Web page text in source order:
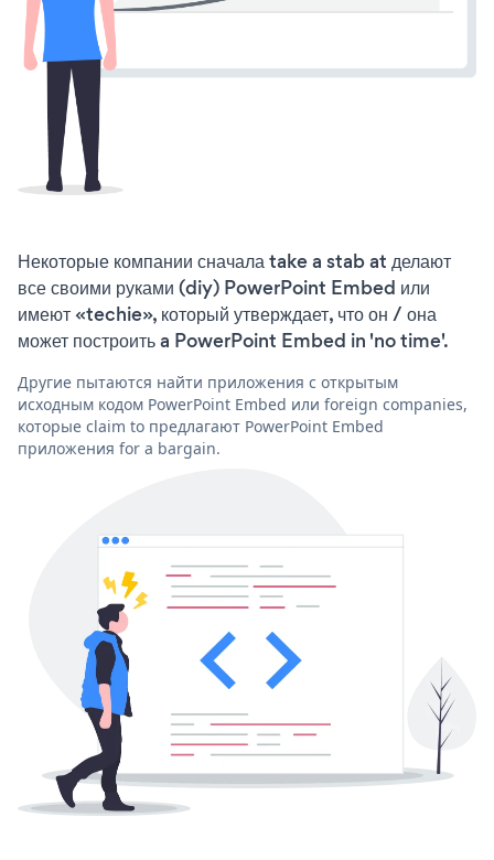
Некоторые компании сначала take a stab at делают
все своими руками (diy) PowerPoint Embed или
имеют «techie», который утверждает, что он / она
может построить a PowerPoint Embed in 'no time'.
Другие пытаются найти приложения с открытым
исходным кодом PowerPoint Embed или foreign companies,
которые claim to предлагают PowerPoint Embed
приложения for a bargain.